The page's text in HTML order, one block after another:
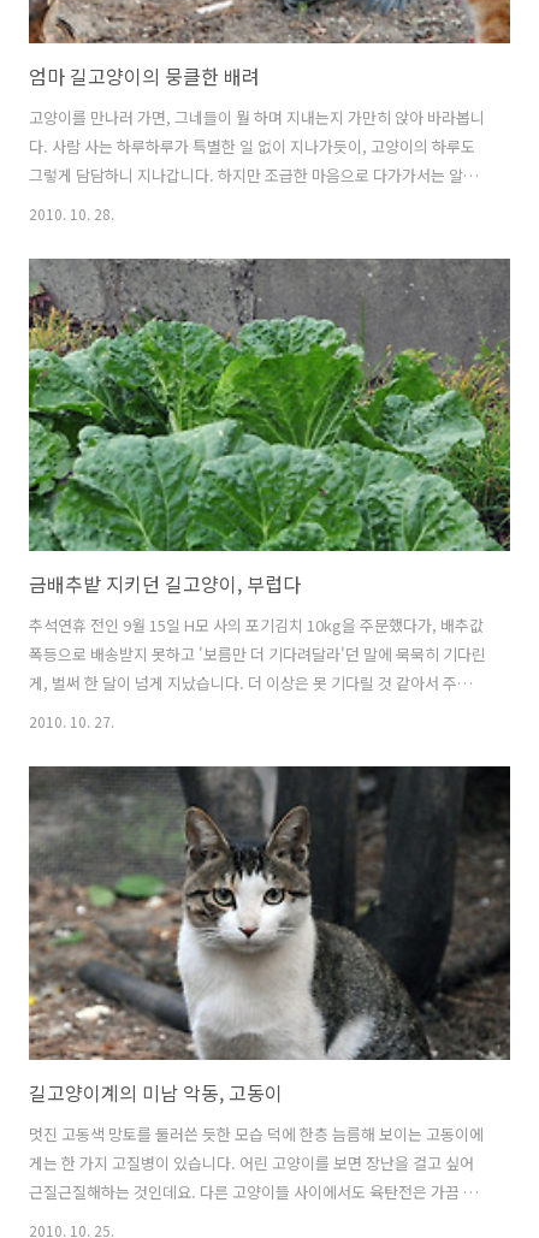
엄마 길고양이의 뭉클한 배려
고양이를 만나러 가면, 그네들이 뭘 하며 지내는지 가만히 앉아 바라봅니
다. 사람 사는 하루하루가 특별한 일 없이 지나가듯이, 고양이의 하루도
그렇게 담담하니 지나갑니다. 하지만 조급한 마음으로 다가가서는 알아
챌 수 없는 고양이의 작은 배려를, 몸짓에서 읽을 때가 있습니다. 밀레니
지켜보고 있을 때였습니다. 통통이가 잘 따라 오나, 못 오나...한 배에서
난 통키보다 조금은 허약한 통통이 때문에, 노랑아줌마의 표정에도 근심
이 담긴 듯합니다. 통통이도 점프는 잘 할 나이인데, 오늘은 엄마 꼬리를
뛰어넘지 못합니다. 노랑아줌마는 애가 타는지 통통이를 돌아보며 부릅
니다. "이 정도면 넘을 수 있겠니?" 노랑아줌마가 엉거주춤한 자세로 꼬
리를 들어..
2010. 10. 28.
금배추밭 지키던 길고양이, 부럽다
추석연휴 전인 9월 15일 H모 사의 포기김치 10kg을 주문했다가, 배추값
폭등으로 배송받지 못하고 '보름만 더 기다려달라'던 말에 묵묵히 기다린
게, 벌써 한 달이 넘게 지났습니다. 더 이상은 못 기다릴 것 같아서 주문을
취소하려던 차에, 업체에서 메일이 왔네요. 내일은 꼭 보내주겠노라고...
의 주머니에 고스란히 들어간다는데... 도대체 이 배추는 금배추도 되었
다가, 무용지물이 되었다가 하니 어느 장단에 맞춰야할 지 모르겠습니다.
오늘 날이 추워지면서 또 배추값이 오를 기미가 보인다고 하니 한숨이 나
네요. 작년 이맘때 풍성하게 자란 배추밭을 홀로 지키던 길고양이가 생각
나 사진을 올려봅니다. 누르면 커져요^^ 아, 저 많은 배추들...보..
2010. 10. 27.
길고양이계의 미남 악동, 고동이
멋진 고동색 망토를 둘러쓴 듯한 모습 덕에 한층 늠름해 보이는 고동이에
게는 한 가지 고질병이 있습니다. 어린 고양이를 보면 장난을 걸고 싶어
근질근질해하는 것인데요. 다른 고양이들 사이에서도 육탄전은 가끔 벌
어지는 일이고, 어떻게 보면 놀이를 통해 싸우는 법을 가르치는 것이라고
2010. 10. 25.